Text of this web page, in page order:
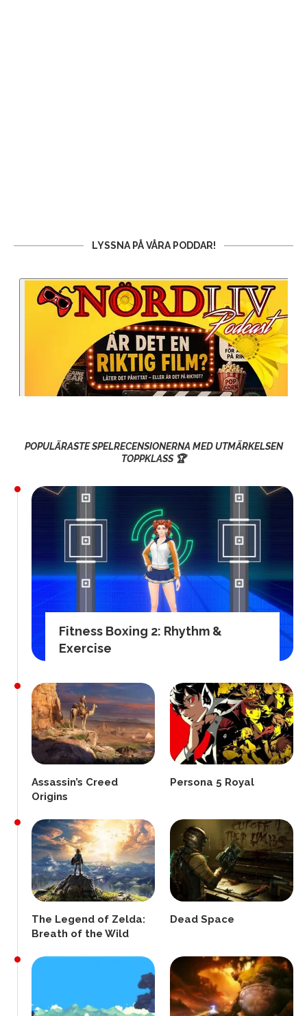
LYSSNA PÅ VÅRA PODDAR!
POPULÄRASTE SPELRECENSIONERNA MED UTMÄRKELSEN
TOPPKLASS 🏆
Fitness Boxing 2: Rhythm &
Exercise
Assassin’s Creed
Origins
Persona 5 Royal
The Legend of Zelda:
Breath of the Wild
Dead Space